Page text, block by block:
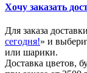
Хочу заказать
Для заказа
сегодня!» и
или шарики.
Доставка цветов,